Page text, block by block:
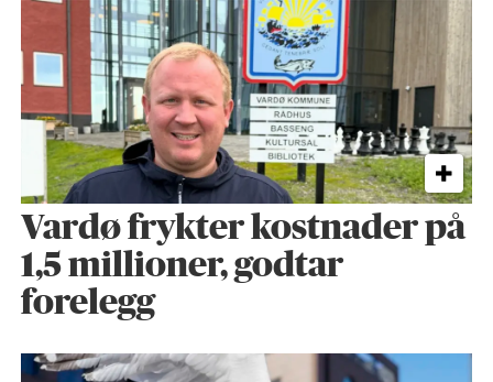
Vardø frykter kostnader på
1,5 millioner, godtar
forelegg